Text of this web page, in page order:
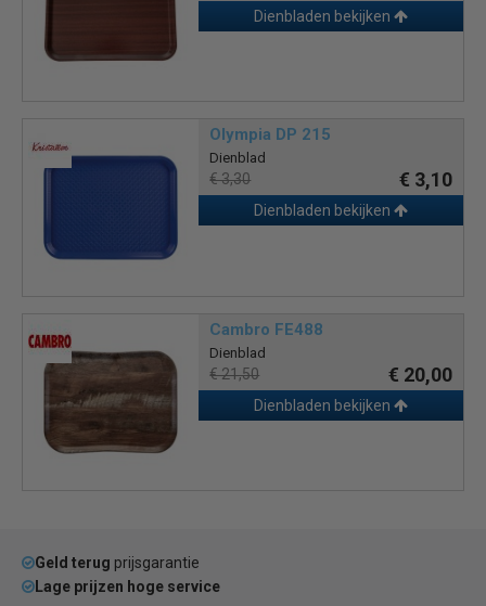
Dienbladen bekijken
Olympia DP 215
Dienblad
€ 3,30 € 3,10
Dienbladen bekijken
Cambro FE488
Dienblad
€ 21,50 € 20,00
Dienbladen bekijken
Geld terug prijsgarantie
Lage prijzen hoge service